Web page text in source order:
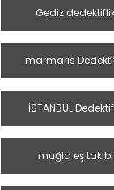
Gediz
marmaris
İSTANBUL
muğla eş takibi